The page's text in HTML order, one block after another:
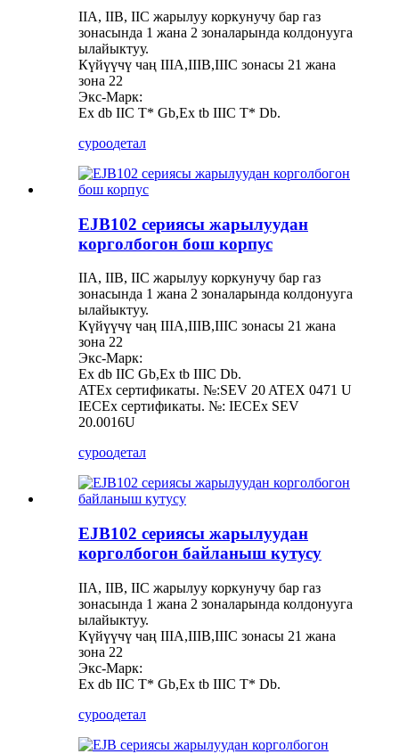
IIA, IIB, IIC жарылуу коркунучу бар газ
зонасында 1 жана 2 зоналарында колдонууга
ылайыктуу.
Күйүүчү чаң IIIA,IIIB,IIIC зонасы 21 жана
зона 22
Экс-Марк:
Ex db IIC T* Gb,Ex tb IIIC T* Db.
суроодетал
EJB102 сериясы жарылуудан
корголбогон бош корпус
IIA, IIB, IIC жарылуу коркунучу бар газ
зонасында 1 жана 2 зоналарында колдонууга
ылайыктуу.
Күйүүчү чаң IIIA,IIIB,IIIC зонасы 21 жана
зона 22
Экс-Марк:
Ex db IIC Gb,Ex tb IIIC Db.
ATEx сертификаты. №:SEV 20 ATEX 0471 U
IECEx сертификаты. №: IECEx SEV
20.0016U
суроодетал
EJB102 сериясы жарылуудан
корголбогон байланыш кутусу
IIA, IIB, IIC жарылуу коркунучу бар газ
зонасында 1 жана 2 зоналарында колдонууга
ылайыктуу.
Күйүүчү чаң IIIA,IIIB,IIIC зонасы 21 жана
зона 22
Экс-Марк:
Ex db IIC T* Gb,Ex tb IIIC T* Db.
суроодетал